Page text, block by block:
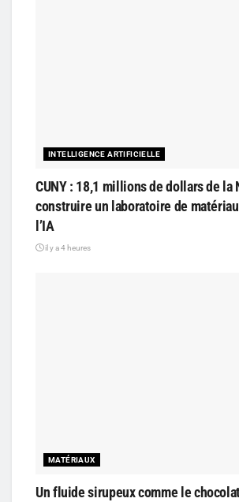
INTELLIGENCE ARTIFICIELLE
CUNY : 18,1 millions de dollars de la
construire un laboratoire de
l’IA
il y a 4 heures
MATÉRIAUX
Un fluide sirupeux comme le